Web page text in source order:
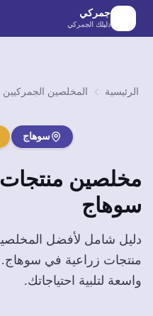
الانتقال إلى المحتوى الرئيسي
جمركي
دليلك الجمركي
الرئيسية المخلصين الجمركيين
سوهاج
مخلصين
سوهاج
دليل شامل لأفضل
منتجات زراعية في سوهاج
واسعة لتلبية احتياجاتك.